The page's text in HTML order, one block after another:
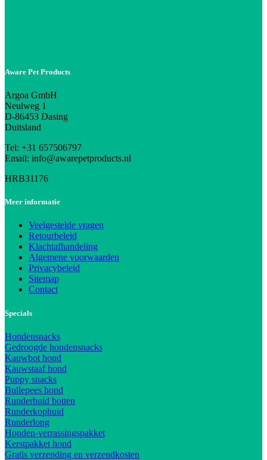
Aware Pet Products
Argoa GmbH
Neulweg 1
D-86453 Dasing
Duitsland
Tel: +31 657506797
Email: info@awarepetproducts.nl
HRB31176
Meer informatie
Veelgestelde vragen
Retourbeleid
Klachtafhandeling
Algemene voorwaarden
Privacybeleid
Sitemap
Contact
Specials
Hondensnacks
Gedroogde hondensnacks
Kauwbot hond
Kauwstaaf hond
Puppy snacks
Bullepees hond
Runderhuid botten
Runderkophuid
Runderlong
Honden-verrassingspakket
Kerstpakket hond
Gratis verzending en verzendkosten